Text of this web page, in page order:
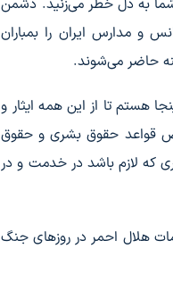
و مدارس ایران را بمباران
حاضر می‌شوند.
هستم تا از این همه ایثار و
قواعد حقوق بشری و حقوق
که لازم باشد در خدمت و در
هلال احمر در روزهای جنگ